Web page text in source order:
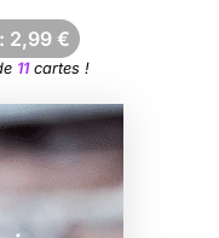
2,99 €
11cartes !